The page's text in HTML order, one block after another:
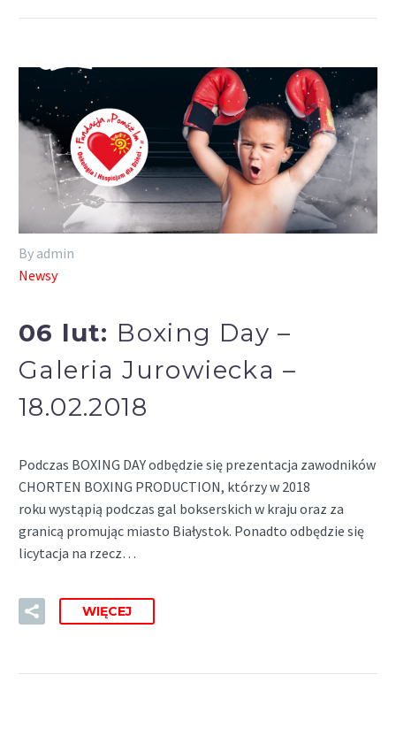
By admin
Newsy
06 lut: Boxing Day –
Galeria Jurowiecka –
18.02.2018
Podczas BOXING DAY odbędzie się prezentacja zawodników
CHORTEN BOXING PRODUCTION, którzy w 2018
roku wystąpią podczas gal bokserskich w kraju oraz za
granicą promując miasto Białystok. Ponadto odbędzie się
licytacja na rzecz…
WIĘCEJ